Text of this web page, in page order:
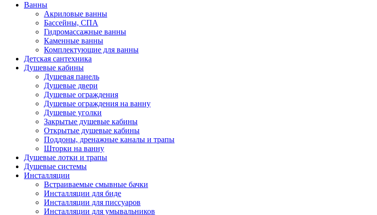
Ванны
Акриловые ванны
Бассейны, СПА
Гидромассажные ванны
Каменные ванны
Комплектующие для ванны
Детская сантехника
Душевые кабины
Душевая панель
Душевые двери
Душевые ограждения
Душевые ограждения на ванну
Душевые уголки
Закрытые душевые кабины
Открытые душевые кабины
Поддоны, дренажные каналы и трапы
Шторки на ванну
Душевые лотки и трапы
Душевые системы
Инсталляции
Встраиваемые смывные бачки
Инсталляции для биде
Инсталляции для писсуаров
Инсталляции для умывальников